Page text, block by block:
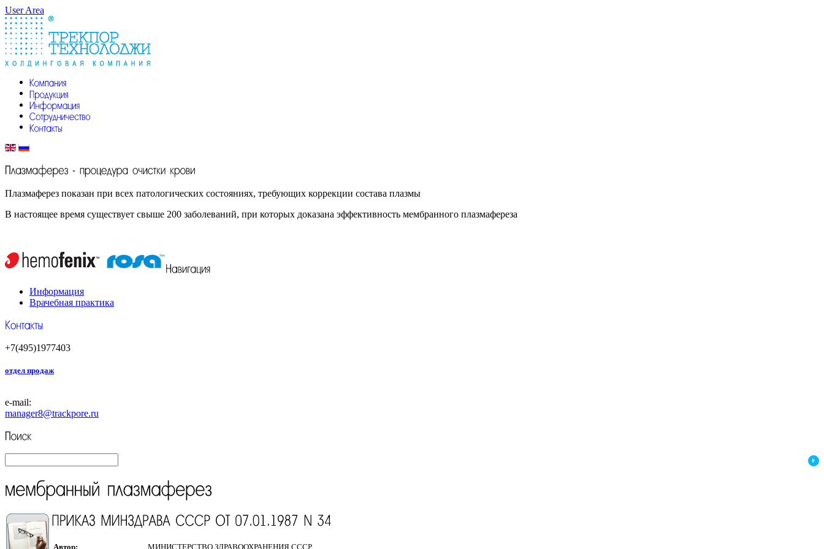
User Area
Плазмаферез показан при всех патологических состояниях, требующих коррекции состава плазмы
В настоящее время существует свыше 200 заболеваний, при которых доказана эффективность мембранного плазмафереза
Информация
Врачебная практика
+7(495)1977403
отдел продаж
e-mail:
manager8@trackpore.ru
Автор: МИНИСТЕРСТВО ЗДРАВООХРАНЕНИЯ СССР